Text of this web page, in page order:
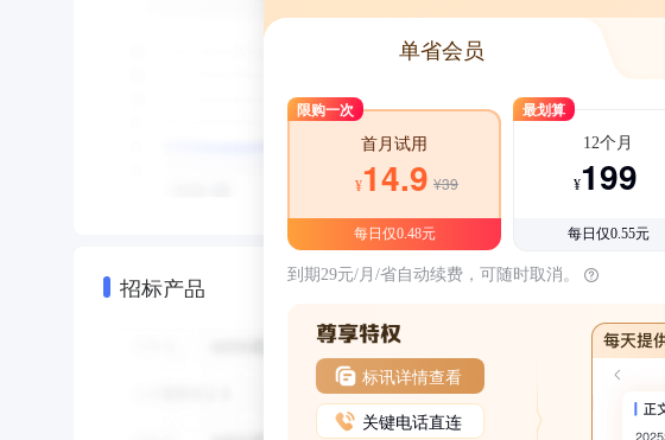
招标产品
单省会员
限购一次
首月试用
¥14.9 ¥39
每日仅0.48元
最划算
12个月
¥199
每日仅0.55元
到期29元/月/省自动续费，可随时取消。
标讯详情查看
关键电话直连